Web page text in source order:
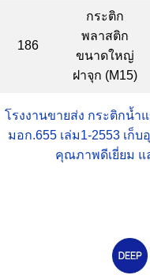
186
กระติก
พลาสติก
ขนาดใหญ่
ฝาจุก (M15)
โรงงานขายส่ง กระติกน้ำ
มอก.655 เล่ม1-2553 เก็
คุณภาพดีเยี่ยม แ